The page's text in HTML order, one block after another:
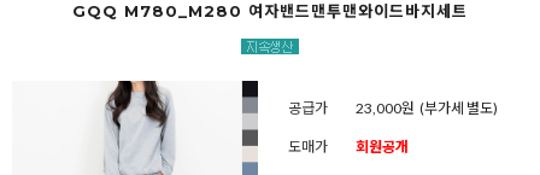
GQQ M780_M280 여자밴드맨투맨와이드바지세트
공급가 23,000원 (부가세 별도)
도매가 회원공개